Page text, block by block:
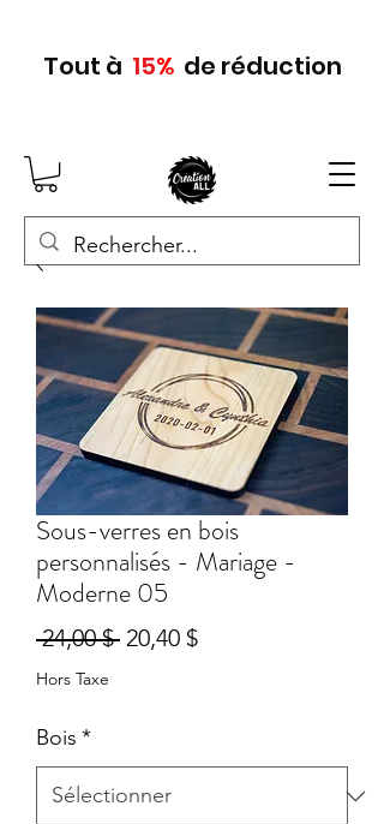
Tout à 15%de réduction
Sous-verres en bois
personnalisés - Mariage -
Moderne 05
24,00 $ Prix
20,40 $Prix
Hors Taxe
Bois *